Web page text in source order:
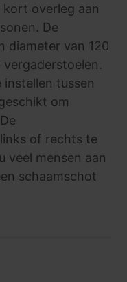
overleg aan
De
diameter van 120
tussen
om
of rechts te
veel mensen aan
schaamschot